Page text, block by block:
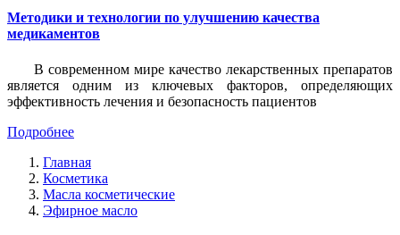
Методики и технологии по улучшению качества
медикаментов
В современном мире качество лекарственных препаратов
является одним из ключевых факторов, определяющих
эффективность лечения и безопасность пациентов
Подробнее
Главная
Косметика
Масла косметические
Эфирное масло